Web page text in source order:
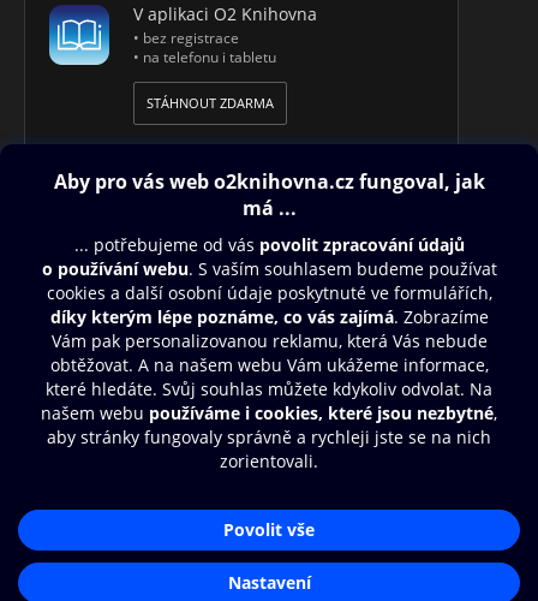
V aplikaci O2 Knihovna
• bez registrace
• na telefonu i tabletu
STÁHNOUT ZDARMA
Obsah ke stažení
Moje O2 Knihovna
Další zábava
© O2 Czech Republic a.s.
Zásady zpracování osobních údajůAplikace O2 Knihovna
Čti a poslouchej své e-knihy a